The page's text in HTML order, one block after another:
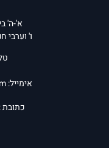
152
₪
הוסף לסל
א'-ה' בין
ו' וערבי חג'
אימייל:
כתובת :